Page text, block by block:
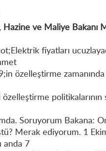
Hazine ve Maliye Bakanı
fiyatları
özelleştirme
politikalarının
Soruyorum Bakana:
Merak ediyorum. 1
anda 7